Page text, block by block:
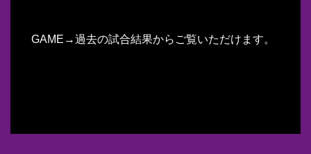
GAME→過去の試合結果からご覧いただけます。